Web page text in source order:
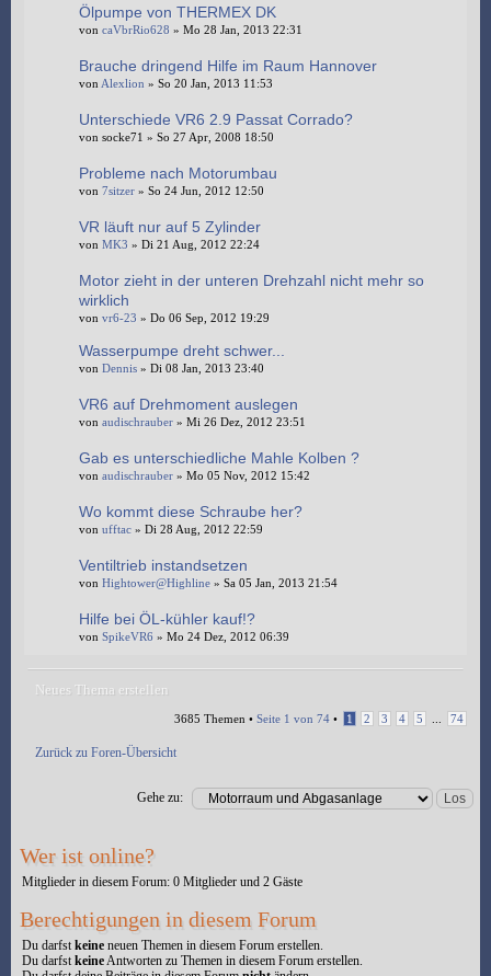
Ölpumpe von THERMEX DK
von caVbrRio628 » Mo 28 Jan, 2013 22:31
Brauche dringend Hilfe im Raum Hannover
von Alexlion » So 20 Jan, 2013 11:53
Unterschiede VR6 2.9 Passat Corrado?
von socke71 » So 27 Apr, 2008 18:50
Probleme nach Motorumbau
von 7sitzer » So 24 Jun, 2012 12:50
VR läuft nur auf 5 Zylinder
von MK3 » Di 21 Aug, 2012 22:24
Motor zieht in der unteren Drehzahl nicht mehr so
wirklich
von vr6-23 » Do 06 Sep, 2012 19:29
Wasserpumpe dreht schwer...
von Dennis » Di 08 Jan, 2013 23:40
VR6 auf Drehmoment auslegen
von audischrauber » Mi 26 Dez, 2012 23:51
Gab es unterschiedliche Mahle Kolben ?
von audischrauber » Mo 05 Nov, 2012 15:42
Wo kommt diese Schraube her?
von ufftac » Di 28 Aug, 2012 22:59
Ventiltrieb instandsetzen
von Hightower@Highline » Sa 05 Jan, 2013 21:54
Hilfe bei ÖL-kühler kauf!?
von SpikeVR6 » Mo 24 Dez, 2012 06:39
Neues Thema erstellen
3685 Themen • Seite 1 von 74 • 1 2 3 4 5 74
Zurück zu Foren-Übersicht
Gehe zu:
Wer ist online?
Mitglieder in diesem Forum: 0 Mitglieder und 2 Gäste
Berechtigungen in diesem Forum
Du darfstkeine neuen Themen in diesem Forum erstellen.
Du darfstkeineAntworten zu Themen in diesem Forum erstellen.